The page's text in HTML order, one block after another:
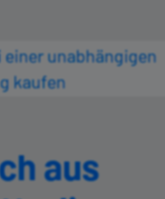
einer unabhängigen
kaufen
aus